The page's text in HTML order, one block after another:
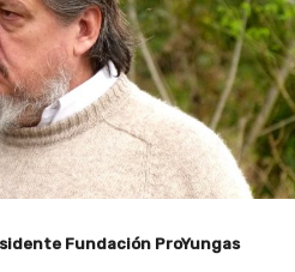
Fundación ProYungas